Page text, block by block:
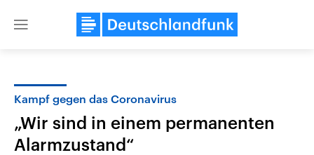
Close
Kampf gegen das Coronavirus
„Wir sind in einem permanenten
Alarmzustand“